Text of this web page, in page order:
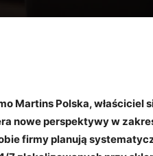
Martins Polska, właściciel
nowe perspektywy w
firmy planują